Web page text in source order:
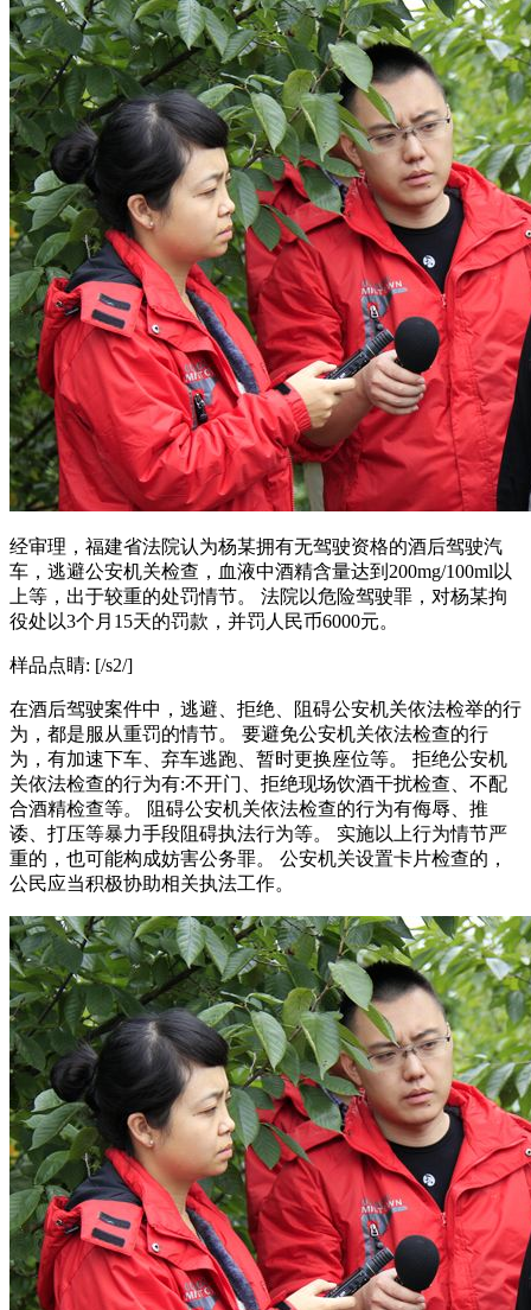
经审理，福建省法院认为杨某拥有无驾驶资格的酒后驾驶汽
车，逃避公安机关检查，血液中酒精含量达到200mg/100ml以
上等，出于较重的处罚情节。 法院以危险驾驶罪，对杨某拘
役处以3个月15天的罚款，并罚人民币6000元。
样品点睛: [/s2/]
在酒后驾驶案件中，逃避、拒绝、阻碍公安机关依法检举的行
为，都是服从重罚的情节。 要避免公安机关依法检查的行
为，有加速下车、弃车逃跑、暂时更换座位等。 拒绝公安机
关依法检查的行为有:不开门、拒绝现场饮酒干扰检查、不配
合酒精检查等。 阻碍公安机关依法检查的行为有侮辱、推
诿、打压等暴力手段阻碍执法行为等。 实施以上行为情节严
重的，也可能构成妨害公务罪。 公安机关设置卡片检查的，
公民应当积极协助相关执法工作。